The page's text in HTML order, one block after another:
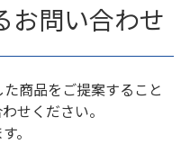
お問い合わせ
商品をご提案すること
せください。
。